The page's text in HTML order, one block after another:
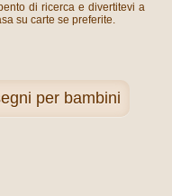
di ricerca e divertitevi a
su carte se preferite.
per bambini